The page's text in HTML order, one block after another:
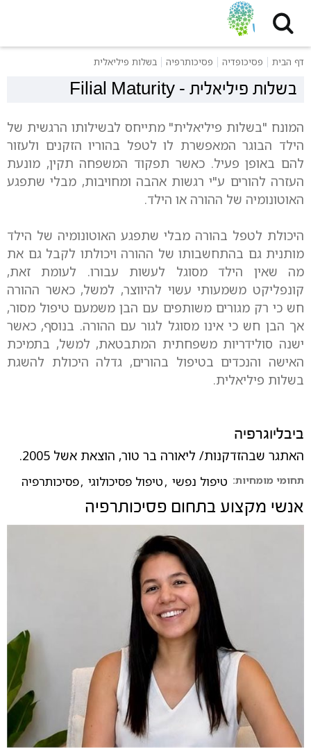
דף הבית פסיכופדיה פסיכותרפיה בשלות פיליאלית
Filial Maturity - בשלות פיליאלית
המונח "בשלות פיליאלית" מתייחס לבשילותו הרגשית של
הילד הבוגר המאפשרת לו לטפל בהוריו הזקנים ולעזור
להם באופן פעיל. כאשר תפקוד המשפחה תקין, מונעת
העזרה להורים ע"י רגשות אהבה ומחויבות, מבלי שתפגע
האוטונומיה של ההורה או הילד.
היכולת לטפל בהורה מבלי שתפגע האוטונומיה של הילד
מותנית גם בהתחשבותו של ההורה ויכולתו לקבל גם את
מה שאין הילד מסוגל לעשות עבורו. לעומת זאת,
קונפליקט משמעותי עשוי להיווצר, למשל, כאשר ההורה
חש כי רק מגורים משותפים עם הבן משמעם טיפול מסור,
אך הבן חש כי אינו מסוגל לגור עם ההורה. בנוסף, כאשר
ישנה סולידריות משפחתית המתבטאת, למשל, בתמיכת
האישה והנכדים בטיפול בהורים, גדלה היכולת להשגת
בשלות פיליאלית.
ביבליוגרפיה
האתגר שבהזדקנות/ ליאורה בר טור, הוצאת אשל 2005.
תחומי מומחיות: טיפול נפשי ,טיפול פסיכולוגי ,פסיכותרפיה
אנשי מקצוע בתחום פסיכותרפיה